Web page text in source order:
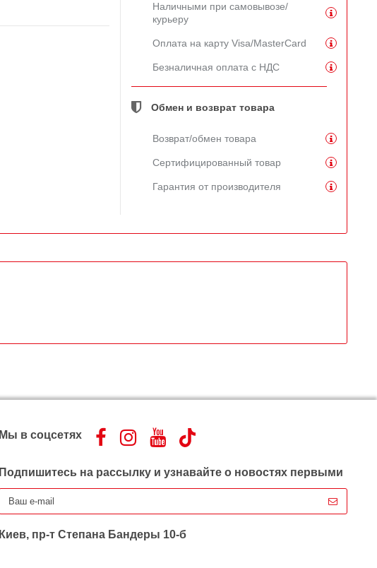
Наличными при самовывозе/
курьеру
Оплата на карту Visa/MasterCard
Безналичная оплата с НДС
Обмен и возврат товара
Возврат/обмен товара
Сертифицированный товар
Гарантия от производителя
Мы в соцсетях
Подпишитесь на рассылку и узнавайте о новостях первыми
Киев, пр-т Степана Бандеры 10-б